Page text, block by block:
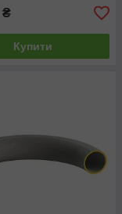
₴
Купити